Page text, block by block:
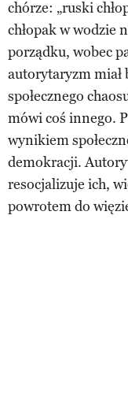
chórze: „ruski
chłopak w wodzie
porządku, wobec
autorytaryzm miał
społecznego
mówi coś innego.
wynikiem
demokracji.
resocjalizuje ich,
powrotem do